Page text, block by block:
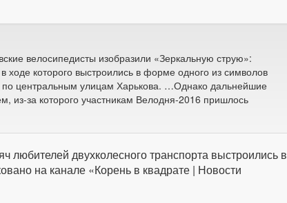
велосипедисты изобразили «Зеркальную струю»:
которого выстроились в форме одного из символов
по центральным улицам Харькова. …Однако дальнейшие
за которого участникам Велодня-2016 пришлось
двухколесного транспорта выстроились в
на канале «Корень в квадрате | Новости